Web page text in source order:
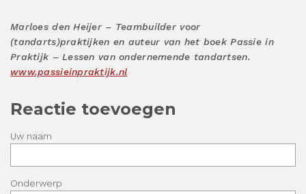
Marloes den Heijer – Teambuilder voor
(tandarts)praktijken en auteur van het boek Passie in
Praktijk – Lessen van ondernemende tandartsen.
www.passieinpraktijk.nl
Reactie toevoegen
Uw naam
Onderwerp